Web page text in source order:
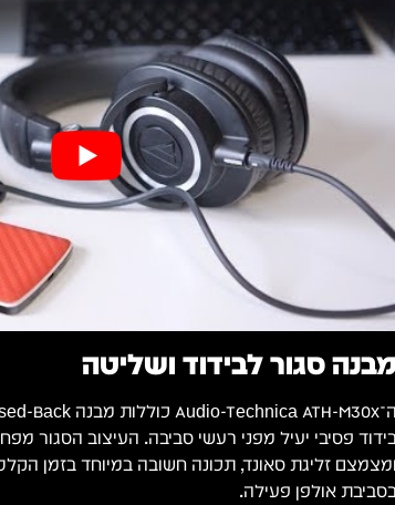
מבנה סגור לבידוד ושליטה
פסיבי יעיל מפני רעשי סביבה. העיצוב הסגור
ומצמצם זליגת סאונד, תכונה חשובה במיוחד בזמן
אולפן פעילה.